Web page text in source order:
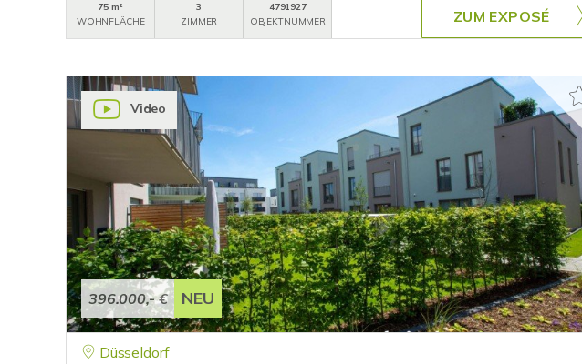
75 m²
WOHNFLÄCHE
3
ZIMMER
4791927
OBJEKTNUMMER
ZUM EXPOSÉ
396.000,- € NEU
Video
Düsseldorf